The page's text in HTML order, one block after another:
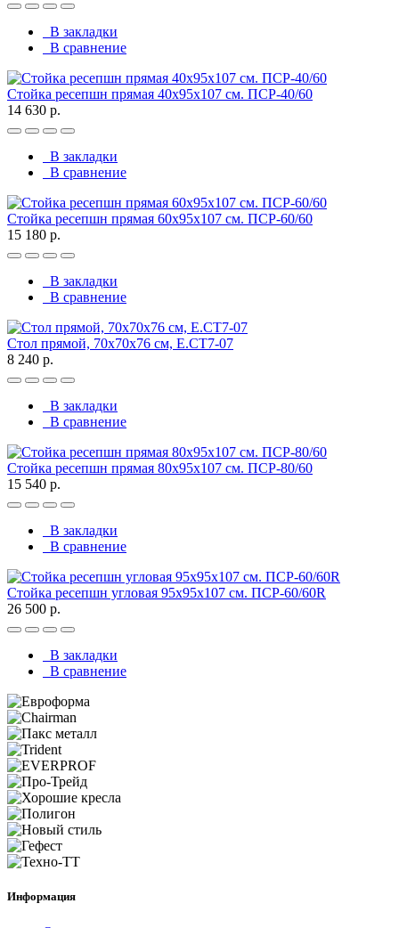
В закладки
В сравнение
Стойка ресепшн прямая 40х95х107 см. ПСР-40/60
14 630 р.
В закладки
В сравнение
Стойка ресепшн прямая 60х95х107 см. ПСР-60/60
15 180 р.
В закладки
В сравнение
Стол прямой, 70x70x76 см, Е.СТ7-07
8 240 р.
В закладки
В сравнение
Стойка ресепшн прямая 80х95х107 см. ПСР-80/60
15 540 р.
В закладки
В сравнение
Стойка ресепшн угловая 95х95х107 см. ПСР-60/60R
26 500 р.
В закладки
В сравнение
Информация